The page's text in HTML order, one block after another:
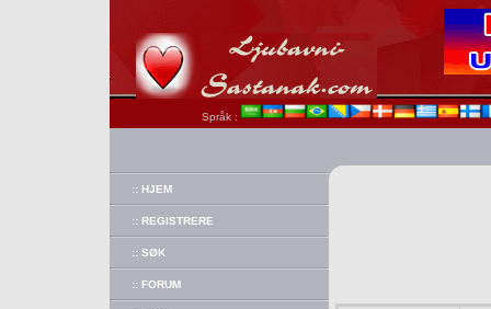
Språk :
:: HJEM
:: REGISTRERE
:: SØK
:: FORUM